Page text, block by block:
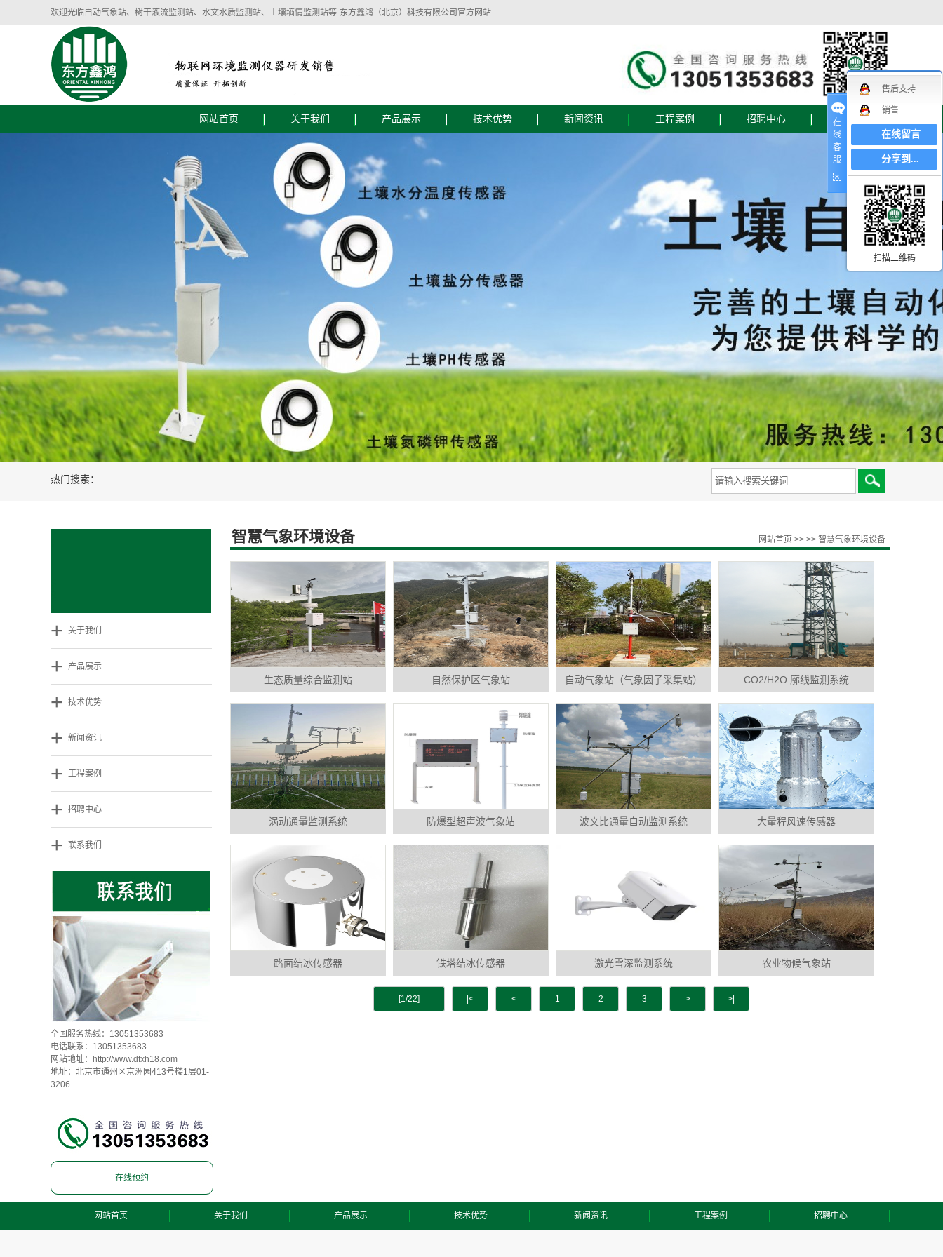
欢迎光临自动气象站、树干液流监测站、水文水质监测站、土壤墒情监测站等-东方鑫鸿（北京）科技有限公司官方网站
网站首页 关于我们
公司简介
企业文化
器、农业土壤墒情监测仪器、水位雨量监测
产品展示
智慧农业土壤监测设备
新能源光伏风电设备 智慧农业水肥灌溉设备 智慧水文水利设备 土壤蒸渗设备
技术优势
服务流程
新闻资讯 工程案例 招聘中心 联系我们
联系我们
在线地图
在线留言
热门搜索：
+ 关于我们
+ 产品展示
+ 技术优势
+ 新闻资讯
+ 工程案例
+ 招聘中心
+ 联系我们
全国服务热线：13051353683
电话联系：13051353683
网站地址：
http://www.dfxh18.com
地址：北京市通州区京洲园413号楼1层01-
3206
在线预约
智慧气象环境设备 网站首页 >> >> 智慧气象环境设备
生态质量综合监测站 自然保护区气象站 自动气象站（气象因子采集站） CO2/H2O 廓线监测系统
涡动通量监测系统 防爆型超声波气象站 波文比通量自动监测系统 大量程风速传感器
路面结冰传感器 铁塔结冰传感器 激光雪深监测系统 农业物候气象站
[1/22] |< < 1 2 3 > >|
网站首页 关于我们 产品展示 技术优势 新闻资讯 工程案例 招聘中心
在
线
客
服
售后支持
销售
在线留言
分享到...
扫描二维码